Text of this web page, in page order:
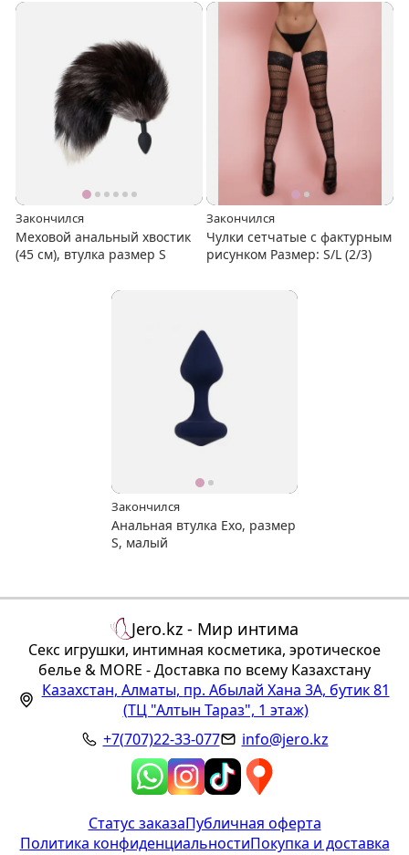
Закончился
Меховой анальный хвостик
(45 см), втулка размер S
Закончился
Чулки сетчатые с фактурным
рисунком Размер: S/L (2/3)
Закончился
Анальная втулка Exo, размер
S, малый
Jero.kz - Мир интима
Секс игрушки, интимная косметика, эротическое
белье & MORE - Доставка по всему Казахстану
Казахстан, Алматы, пр. Абылай Хана 3А, бутик 81
(ТЦ "Алтын Тараз", 1 этаж)
+7(707)22-33-077
info@jero.kz
Статус заказаПубличная оферта
Политика конфиденциальностиПокупка и доставка